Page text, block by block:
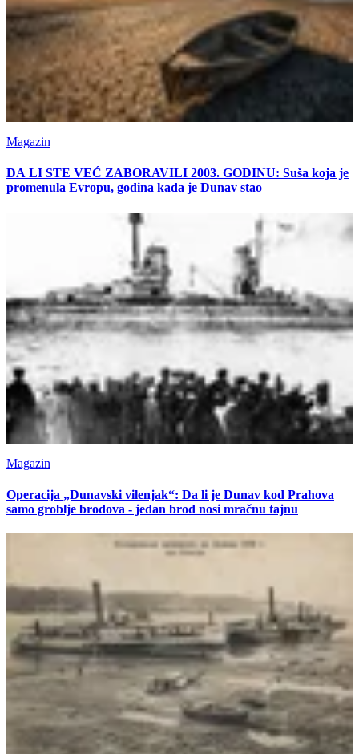
Magazin
DA LI STE VEĆ ZABORAVILI 2003. GODINU: Suša koja je
promenula Evropu, godina kada je Dunav stao
Magazin
Operacija „Dunavski vilenjak“: Da li je Dunav kod Prahova
samo groblje brodova - jedan brod nosi mračnu tajnu